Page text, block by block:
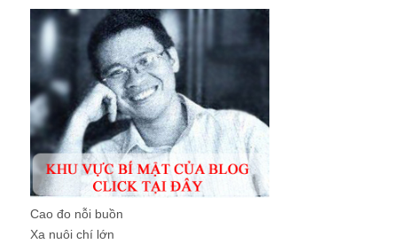
Cao đo nỗi buồn
Xa nuôi chí lớn